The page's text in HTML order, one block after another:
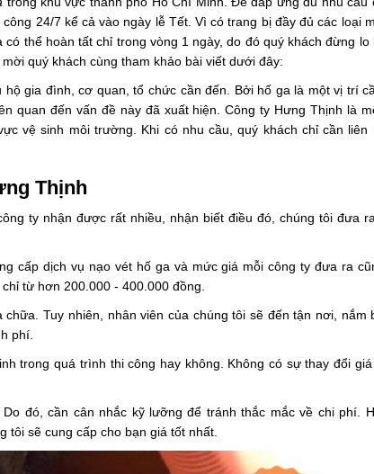
24/7 kể cả vào ngày lễ Tết. Vì có trang bị đầy đủ các loại
thể hoàn tất chỉ trong vòng 1 ngày, do đó quý khách đừng lo
quý khách cùng tham khảo bài viết dưới đây:
gia đình, cơ quan, tổ chức cần đến. Bởi hố ga là một vị trí
quan đến vấn đề này đã xuất hiện. Công ty Hưng Thịnh là
vệ sinh môi trường. Khi có nhu cầu, quý khách chỉ cần liên
Thịnh
ty nhận được rất nhiều, nhận biết điều đó, chúng tôi đưa
cấp dịch vụ nạo vét hố ga và mức giá mỗi công ty đưa ra
từ hơn 200.000 - 400.000 đồng.
Tuy nhiên, nhân viên của chúng tôi sẽ đến tận nơi, nắm
phí.
trong quá trình thi công hay không. Không có sự thay đổi
đó, cần cân nhắc kỹ lưỡng để tránh thắc mắc về chi phí.
tôi sẽ cung cấp cho bạn giá tốt nhất.